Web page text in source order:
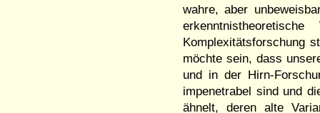
wahre, aber
Komplexitätsforschung
möchte sein, dass
und in der Hirn-
impenetrabel sind und
ähnelt, deren alte